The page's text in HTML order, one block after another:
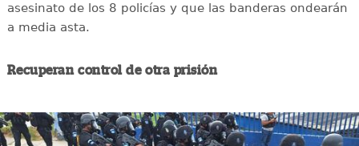
asesinato de los 8 policías y que las banderas ondearán
a media asta.
Recuperan control de otra prisión